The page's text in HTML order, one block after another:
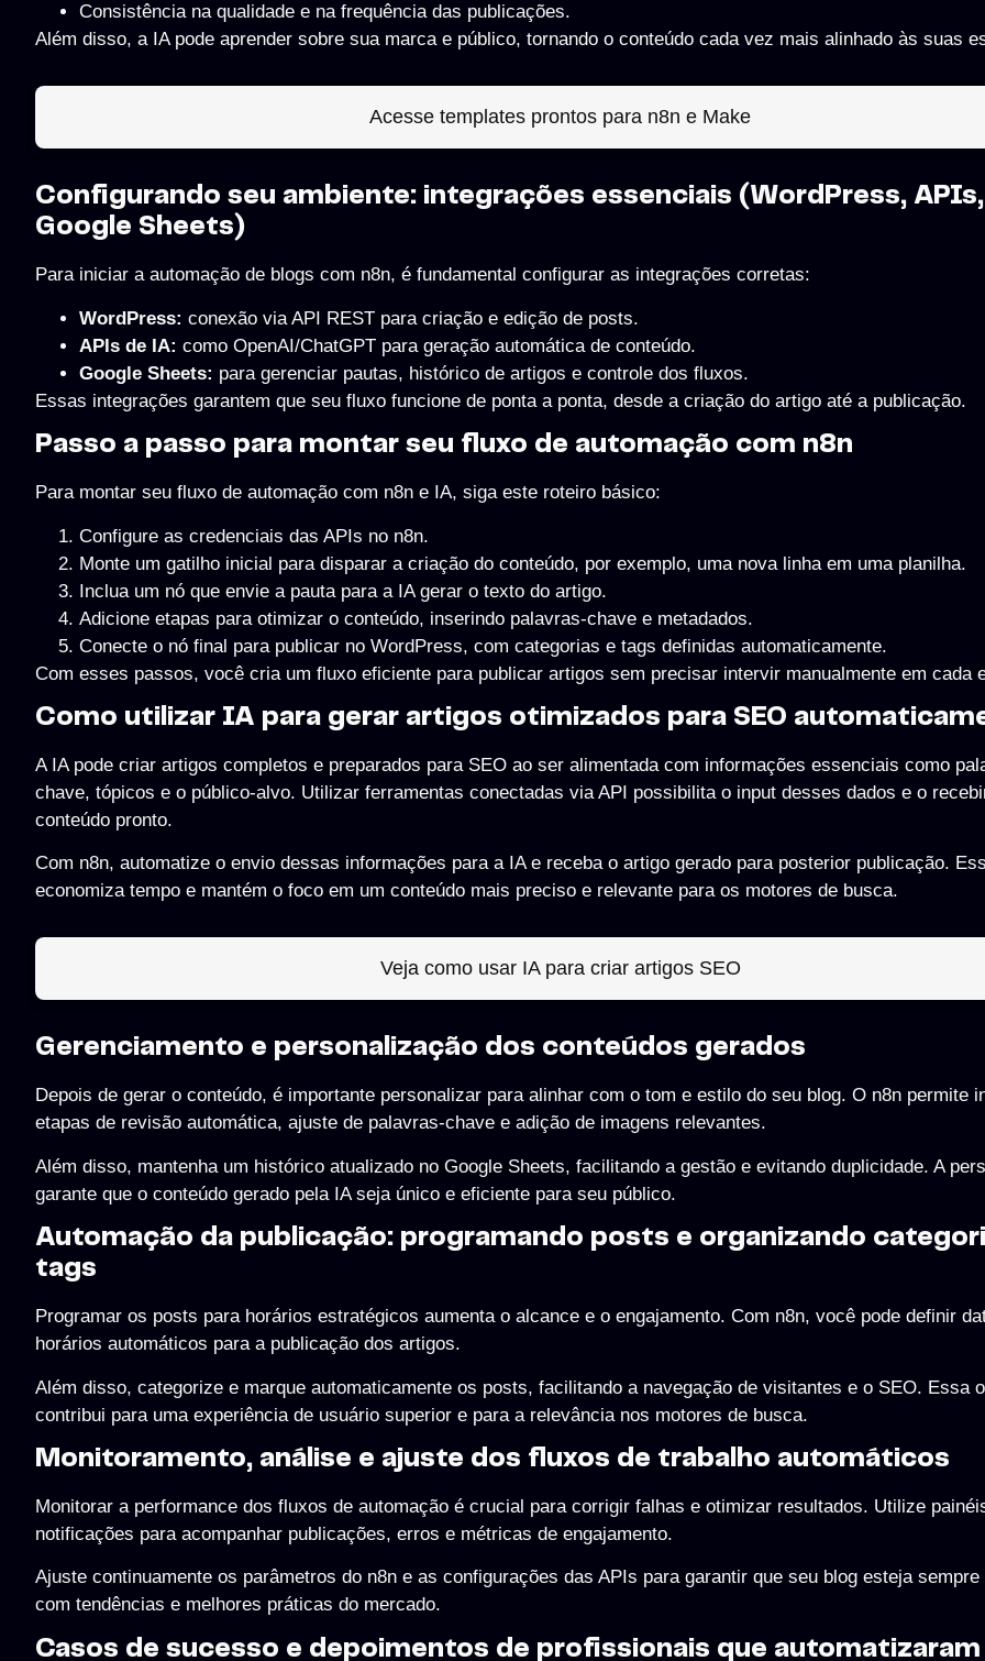
Consistência na qualidade e na frequência das publicações.
Além disso, a IA pode aprender sobre sua marca e público, tornando o conteúdo cada vez mais alinhado às suas
Acesse templates prontos para n8n e Make
Configurando seu ambiente: integrações essenciais (WordPress, APIs,
Google Sheets)
Para iniciar a automação de blogs com n8n, é fundamental configurar as integrações corretas:
WordPress: conexão via API REST para criação e edição de posts.
APIs de IA: como OpenAI/ChatGPT para geração automática de conteúdo.
Google Sheets: para gerenciar pautas, histórico de artigos e controle dos fluxos.
Essas integrações garantem que seu fluxo funcione de ponta a ponta, desde a criação do artigo até a publicação.
Passo a passo para montar seu fluxo de automação com n8n
Para montar seu fluxo de automação com n8n e IA, siga este roteiro básico:
Configure as credenciais das APIs no n8n.
Monte um gatilho inicial para disparar a criação do conteúdo, por exemplo, uma nova linha em uma planilha.
Inclua um nó que envie a pauta para a IA gerar o texto do artigo.
Adicione etapas para otimizar o conteúdo, inserindo palavras-chave e metadados.
Conecte o nó final para publicar no WordPress, com categorias e tags definidas automaticamente.
Com esses passos, você cria um fluxo eficiente para publicar artigos sem precisar intervir manualmente em cada
Como utilizar IA para gerar artigos otimizados para SEO
A IA pode criar artigos completos e preparados para SEO ao ser alimentada com informações essenciais como
chave, tópicos e o público-alvo. Utilizar ferramentas conectadas via API possibilita o input desses dados e o
conteúdo pronto.
Com n8n, automatize o envio dessas informações para a IA e receba o artigo gerado para posterior publicação.
economiza tempo e mantém o foco em um conteúdo mais preciso e relevante para os motores de busca.
Veja como usar IA para criar artigos SEO
Gerenciamento e personalização dos conteúdos gerados
Depois de gerar o conteúdo, é importante personalizar para alinhar com o tom e estilo do seu blog. O n8n permite
etapas de revisão automática, ajuste de palavras-chave e adição de imagens relevantes.
Além disso, mantenha um histórico atualizado no Google Sheets, facilitando a gestão e evitando duplicidade. A
garante que o conteúdo gerado pela IA seja único e eficiente para seu público.
Automação da publicação: programando posts e organizando
tags
Programar os posts para horários estratégicos aumenta o alcance e o engajamento. Com n8n, você pode definir
horários automáticos para a publicação dos artigos.
Além disso, categorize e marque automaticamente os posts, facilitando a navegação de visitantes e o SEO. Essa
contribui para uma experiência de usuário superior e para a relevância nos motores de busca.
Monitoramento, análise e ajuste dos fluxos de trabalho automáticos
Monitorar a performance dos fluxos de automação é crucial para corrigir falhas e otimizar resultados. Utilize
notificações para acompanhar publicações, erros e métricas de engajamento.
Ajuste continuamente os parâmetros do n8n e as configurações das APIs para garantir que seu blog esteja sempre
com tendências e melhores práticas do mercado.
Casos de sucesso e depoimentos de profissionais que automatizaram